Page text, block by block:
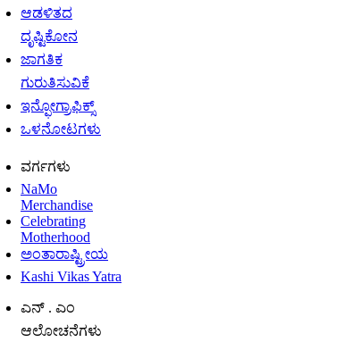
ಆಡಳಿತದ
ದೃಷ್ಟಿಕೋನ
ಜಾಗತಿಕ
ಗುರುತಿಸುವಿಕೆ
ಇನ್ಫೋಗ್ರಾಫಿಕ್ಸ್
ಒಳನೋಟಗಳು
ವರ್ಗಗಳು
NaMo
Merchandise
Celebrating
Motherhood
ಅಂತಾರಾಷ್ಟ್ರೀಯ
Kashi Vikas Yatra
ಎನ್ . ಎಂ
ಆಲೋಚನೆಗಳು